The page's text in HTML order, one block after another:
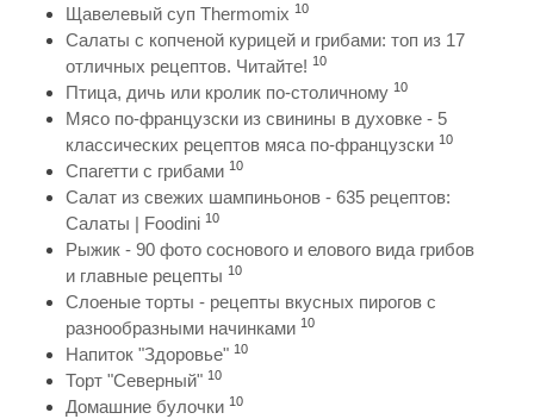
Щавелевый суп Thermomix 10
Салаты с копченой курицей и грибами: топ из 17
отличных рецептов. Читайте! 10
Птица, дичь или кролик по-столичному 10
Мясо по-французски из свинины в духовке - 5
классических рецептов мяса по-французски 10
Спагетти с грибами 10
Салат из свежих шампиньонов - 635 рецептов:
Салаты | Foodini 10
Рыжик - 90 фото соснового и елового вида грибов
и главные рецепты 10
Слоеные торты - рецепты вкусных пирогов с
разнообразными начинками 10
Напиток "Здоровье" 10
Торт "Северный" 10
Домашние булочки 10